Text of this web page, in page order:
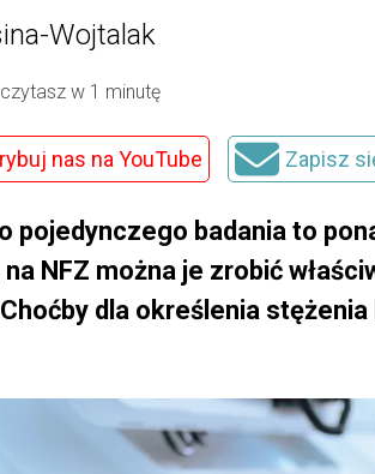
Wojtalak
w 1 minutę
nas na YouTube Zapisz
pojedynczego badania to
NFZ można je zrobić
dla określenia